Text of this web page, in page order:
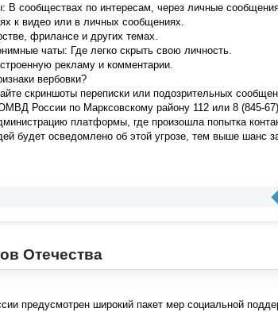
сообществах по интересам, через личные
к видео или в личных сообщениях.
фрилансе и других темах.
чаты: Где легко скрыть свою личность.
рекламу и комментарии.
вербовки?
скриншоты переписки или подозрительных
России по Марксовскому району 112 или 8 (845-67)
платформы, где произошла попытка
будет осведомлено об этой угрозе, тем выше шанс
Отечества
предусмотрен широкий пакет мер социальной